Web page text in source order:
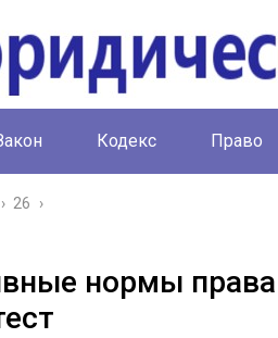
Кодекс Право
› 26 ›
нормы